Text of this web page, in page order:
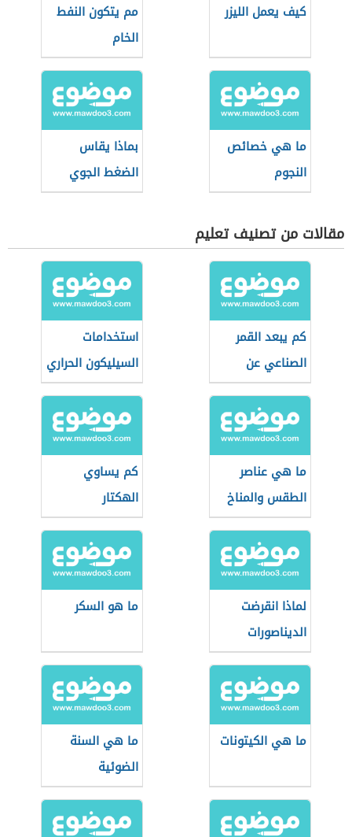
كيف يعمل الليزر
مم يتكون النفط
الخام
ما هي خصائص
النجوم
بماذا يقاس
الضغط الجوي
مقالات من تصنيف تعليم
كم يبعد القمر
الصناعي عن
الأرض
استخدامات
السيليكون الحراري
ما هي عناصر
الطقس والمناخ
كم يساوي
الهكتار
لماذا انقرضت
الديناصورات
ما هو السكر
ما هي الكيتونات
ما هي السنة
الضوئية